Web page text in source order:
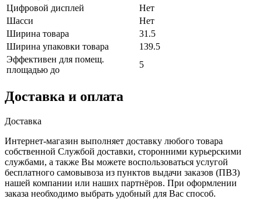
Цифровой дисплей
Нет
Шасси
Нет
Ширина товара
31.5
Ширина упаковки товара
139.5
Эффективен для помещ.
площадью до
5
Доставка и оплата
Доставка
Интернет-магазин выполняет доставку любого товара
собственной Службой доставки, сторонними курьерскими
службами, а также Вы можете воспользоваться услугой
бесплатного самовывоза из пунктов выдачи заказов (ПВЗ)
нашей компании или наших партнёров. При оформлении
заказа необходимо выбрать удобный для Вас способ.